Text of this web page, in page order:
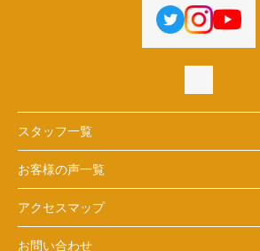
スタッフ一覧
お客様の声一覧
アクセスマップ
お問い合わせ